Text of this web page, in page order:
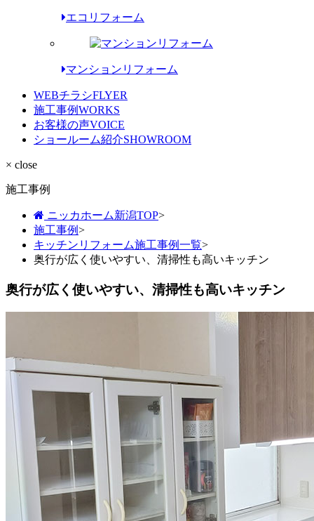
エコリフォーム
マンションリフォーム
WEBチラシFLYER
施工事例WORKS
お客様の声VOICE
ショールーム紹介SHOWROOM
× close
施工事例
ニッカホーム新潟TOP>
施工事例>
キッチンリフォーム施工事例一覧>
奥行が広く使いやすい、清掃性も高いキッチン
奥行が広く使いやすい、清掃性も高いキッチン